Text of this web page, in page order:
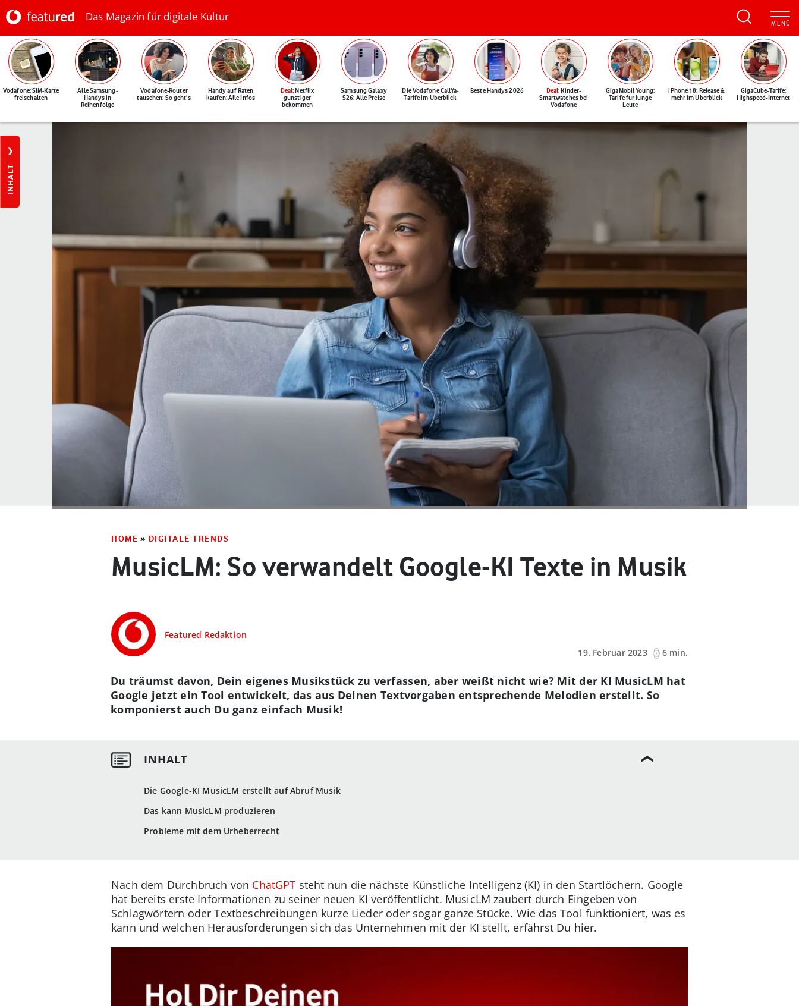
Das Magazin für digitale Kultur
Vodafone: SIM-Karte
freischalten
Alle Samsung-
Handys in
Reihenfolge
Vodafone-Router
tauschen: So geht's
Handy auf Raten
kaufen: Alle Infos
Deal: Netflix
günstiger
bekommen
Samsung Galaxy
S26: Alle Preise
Die Vodafone CallYa-
Tarife im Überblick
Beste Handys 2026 Deal: Kinder-
Smartwatches bei
Vodafone
GigaMobil Young:
Tarife für junge
Leute
iPhone 18: Release &
mehr im Überblick
GigaCube-Tarife:
Highspeed-Internet
INHALT
HOME » DIGITALE TRENDS
MusicLM: So verwandelt Google-KI Texte in Musik
Featured Redaktion
19. Februar 2023
6 min.
Die Google-KI MusicLM erstellt auf Abruf Musik
Das kann MusicLM produzieren
Probleme mit dem Urheberrecht
Du träumst davon, Dein eigenes Musikstück zu verfassen, aber weißt nicht wie? Mit der KI MusicLM hat
Google jetzt ein Tool entwickelt, das aus Deinen Textvorgaben entsprechende Melodien erstellt. So
komponierst auch Du ganz einfach Musik!
Nach dem Durchbruch von ChatGPT steht nun die nächste Künstliche Intelligenz (KI) in den Startlöchern. Google
hat bereits erste Informationen zu seiner neuen KI veröffentlicht. MusicLM zaubert durch Eingeben von
Schlagwörtern oder Textbeschreibungen kurze Lieder oder sogar ganze Stücke. Wie das Tool funktioniert, was es
kann und welchen Herausforderungen sich das Unternehmen mit der KI stellt, erfährst Du hier.